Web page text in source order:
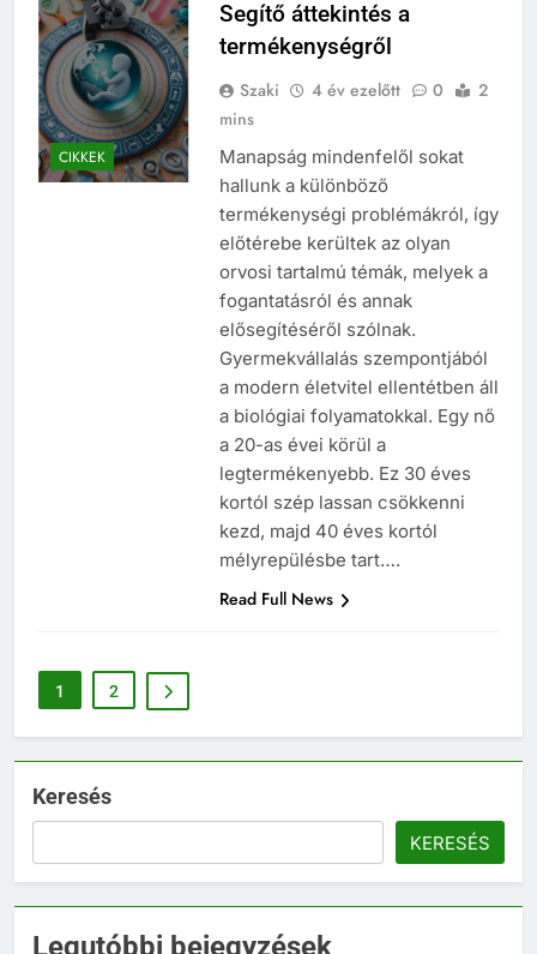
CIKKEK
Segítő áttekintés a
termékenységről
Szaki 4 év ezelőtt 0
2
mins
Manapság mindenfelől sokat
hallunk a különböző
termékenységi problémákról, így
előtérebe kerültek az olyan
orvosi tartalmú témák, melyek a
fogantatásról és annak
elősegítéséről szólnak.
Gyermekvállalás szempontjából
a modern életvitel ellentétben áll
a biológiai folyamatokkal. Egy nő
a 20-as évei körül a
legtermékenyebb. Ez 30 éves
kortól szép lassan csökkenni
kezd, majd 40 éves kortól
mélyrepülésbe tart….
Read Full News
1 2
Keresés
KERESÉS
Legutóbbi bejegyzések